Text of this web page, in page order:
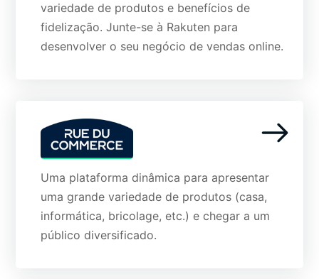
variedade de produtos e benefícios de
fidelização. Junte-se à Rakuten para
desenvolver o seu negócio de vendas online.
Uma plataforma dinâmica para apresentar
uma grande variedade de produtos (casa,
informática, bricolage, etc.) e chegar a um
público diversificado.